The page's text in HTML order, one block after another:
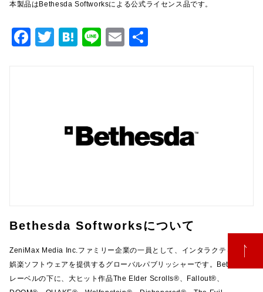
本製品はBethesda Softworksによる公式ライセンス品です。
F
T
H
Li
E
Bethesda Softworksについて
ZeniMax Media Inc.ファミリー企業の一員として、インタラクティブな
娯楽ソフトウェアを提供するグローバルパブリッシャーです。Bethesda
レーベルの下に、大ヒット作品The Elder Scrolls®、Fallout®、